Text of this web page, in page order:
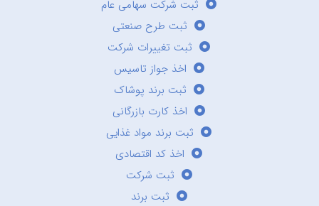
ثبت شرکت سهامی عام
ثبت طرح صنعتی
ثبت تغییرات شرکت
اخذ جواز تاسیس
ثبت برند پوشاک
اخذ کارت بازرگانی
ثبت برند مواد غذایی
اخذ کد اقتصادی
ثبت شرکت
ثبت برند